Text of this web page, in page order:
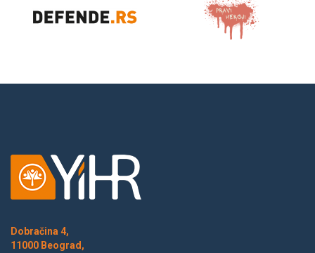
Dobračina 4,
11000 Beograd,